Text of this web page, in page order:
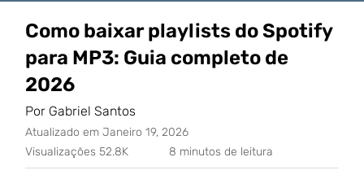
Como baixar playlists do Spotify
para MP3: Guia completo de
2026
Por Gabriel Santos
Atualizado em Janeiro 19, 2026
Visualizações 52.8K
8 minutos de leitura